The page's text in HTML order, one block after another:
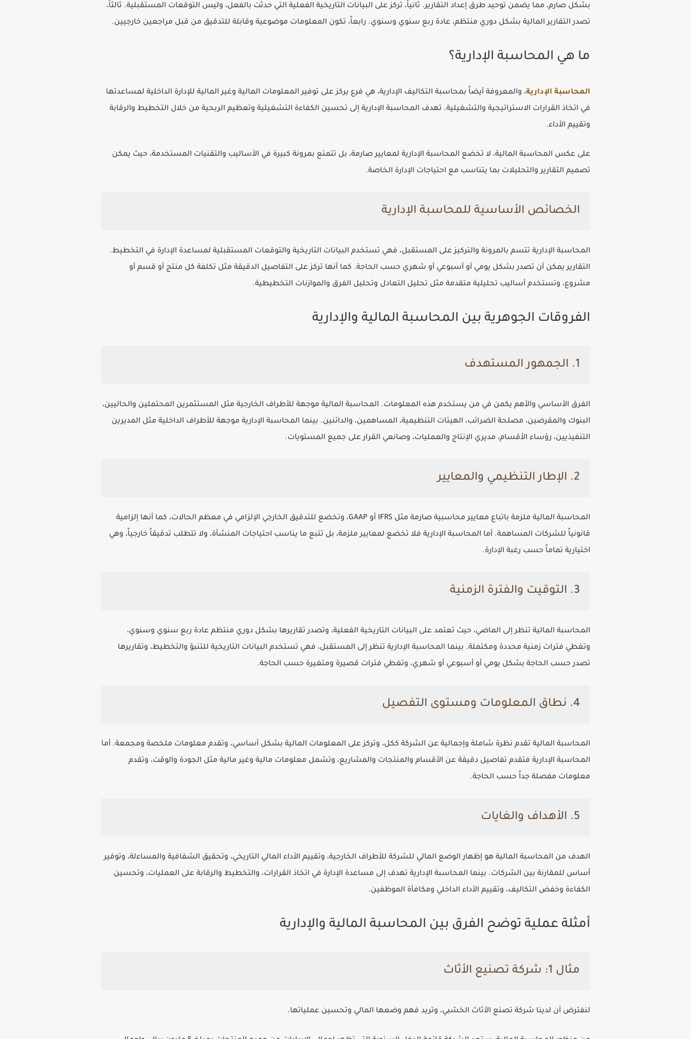
بشكل صارم، مما يضمن توحيد طرق إعداد التقارير. ثانياً، تركز على البيانات التاريخية الفعلية التي حدثت بالفعل، وليس التوقعات المستقبلية. ثالثاً،
تصدر التقارير المالية بشكل دوري منتظم، عادة ربع سنوي وسنوي. رابعاً، تكون المعلومات موضوعية وقابلة للتدقيق من قبل مراجعين خارجيين.
ما هي المحاسبة الإدارية؟
المحاسبة الإدارية، والمعروفة أيضاً بمحاسبة التكاليف الإدارية، هي فرع يركز على توفير المعلومات المالية وغير المالية للإدارة الداخلية لمساعدتها
في اتخاذ القرارات الاستراتيجية والتشغيلية. تهدف المحاسبة الإدارية إلى تحسين الكفاءة التشغيلية وتعظيم الربحية من خلال التخطيط والرقابة
وتقييم الأداء.
على عكس المحاسبة المالية، لا تخضع المحاسبة الإدارية لمعايير صارمة، بل تتمتع بمرونة كبيرة في الأساليب والتقنيات المستخدمة، حيث يمكن
تصميم التقارير والتحليلات بما يتناسب مع احتياجات الإدارة الخاصة.
الخصائص الأساسية للمحاسبة الإدارية
المحاسبة الإدارية تتسم بالمرونة والتركيز على المستقبل، فهي تستخدم البيانات التاريخية والتوقعات المستقبلية لمساعدة الإدارة في التخطيط.
التقارير يمكن أن تصدر بشكل يومي أو أسبوعي أو شهري حسب الحاجة. كما أنها تركز على التفاصيل الدقيقة مثل تكلفة كل منتج أو قسم أو
مشروع، وتستخدم أساليب تحليلية متقدمة مثل تحليل التعادل وتحليل الفرق والموازنات التخطيطية.
الفروقات الجوهرية بين المحاسبة المالية والإدارية
1. الجمهور المستهدف
الفرق الأساسي والأهم يكمن في من يستخدم هذه المعلومات. المحاسبة المالية موجهة للأطراف الخارجية مثل المستثمرين المحتملين والحاليين،
البنوك والمقرضين، مصلحة الضرائب، الهيئات التنظيمية، المساهمين، والدائنين. بينما المحاسبة الإدارية موجهة للأطراف الداخلية مثل المديرين
التنفيذيين، رؤساء الأقسام، مديري الإنتاج والعمليات، وصانعي القرار على جميع المستويات.
2. الإطار التنظيمي والمعايير
المحاسبة المالية ملزمة باتباع معايير محاسبية صارمة مثل IFRS أو GAAP، وتخضع للتدقيق الخارجي الإلزامي في معظم الحالات، كما أنها إلزامية
قانونياً للشركات المساهمة. أما المحاسبة الإدارية فلا تخضع لمعايير ملزمة، بل تتبع ما يناسب احتياجات المنشأة، ولا تتطلب تدقيقاً خارجياً، وهي
اختيارية تماماً حسب رغبة الإدارة.
3. التوقيت والفترة الزمنية
المحاسبة المالية تنظر إلى الماضي، حيث تعتمد على البيانات التاريخية الفعلية، وتصدر تقاريرها بشكل دوري منتظم عادة ربع سنوي وسنوي،
وتغطي فترات زمنية محددة ومكتملة. بينما المحاسبة الإدارية تنظر إلى المستقبل، فهي تستخدم البيانات التاريخية للتنبؤ والتخطيط، وتقاريرها
تصدر حسب الحاجة بشكل يومي أو أسبوعي أو شهري، وتغطي فترات قصيرة ومتغيرة حسب الحاجة.
4. نطاق المعلومات ومستوى التفصيل
المحاسبة المالية تقدم نظرة شاملة وإجمالية عن الشركة ككل، وتركز على المعلومات المالية بشكل أساسي، وتقدم معلومات ملخصة ومجمعة. أما
المحاسبة الإدارية فتقدم تفاصيل دقيقة عن الأقسام والمنتجات والمشاريع، وتشمل معلومات مالية وغير مالية مثل الجودة والوقت، وتقدم
معلومات مفصلة جداً حسب الحاجة.
5. الأهداف والغايات
الهدف من المحاسبة المالية هو إظهار الوضع المالي للشركة للأطراف الخارجية، وتقييم الأداء المالي التاريخي، وتحقيق الشفافية والمساءلة، وتوفير
أساس للمقارنة بين الشركات. بينما المحاسبة الإدارية تهدف إلى مساعدة الإدارة في اتخاذ القرارات، والتخطيط والرقابة على العمليات، وتحسين
الكفاءة وخفض التكاليف، وتقييم الأداء الداخلي ومكافأة الموظفين.
أمثلة عملية توضح الفرق بين المحاسبة المالية والإدارية
مثال 1: شركة تصنيع الأثاث
لنفترض أن لدينا شركة تصنع الأثاث الخشبي، وتريد فهم وضعها المالي وتحسين عملياتها.